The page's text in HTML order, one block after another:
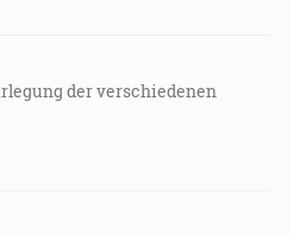
der verschiedenen